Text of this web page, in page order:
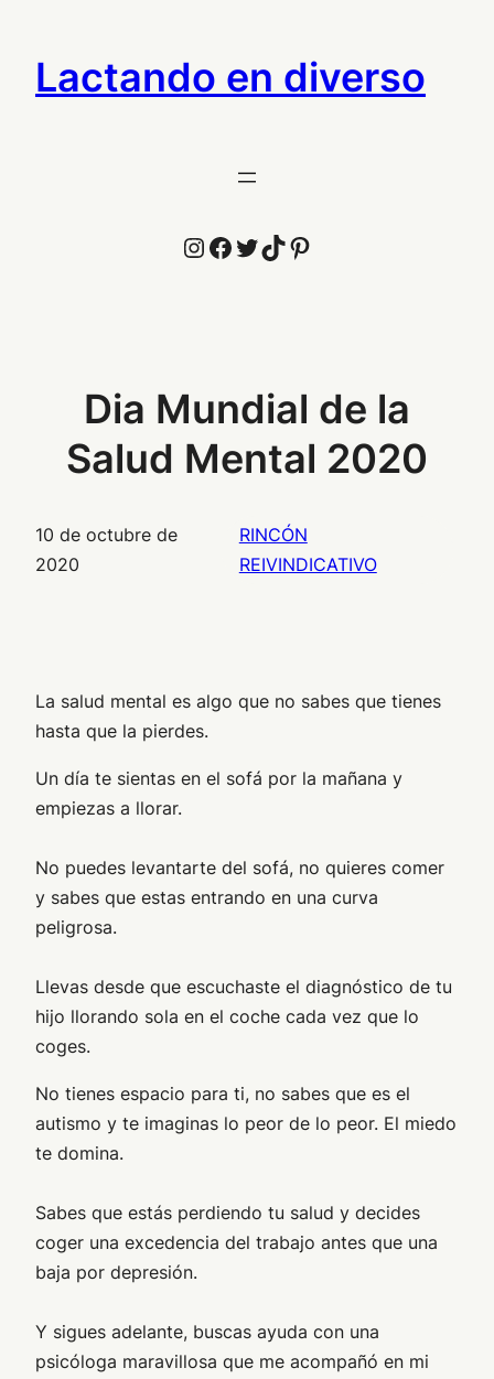
contenido
Lactando en diverso
Instagram
Facebook
Twitter
TikTok
Pinterest
Dia Mundial de la
Salud Mental 2020
10 de octubre de
2020
RINCÓN
REIVINDICATIVO
La salud mental es algo que no sabes que tienes
hasta que la pierdes.
Un día te sientas en el sofá por la mañana y
empiezas a llorar.
No puedes levantarte del sofá, no quieres comer
y sabes que estas entrando en una curva
peligrosa.
Llevas desde que escuchaste el diagnóstico de tu
hijo llorando sola en el coche cada vez que lo
coges.
No tienes espacio para ti, no sabes que es el
autismo y te imaginas lo peor de lo peor. El miedo
te domina.
Sabes que estás perdiendo tu salud y decides
coger una excedencia del trabajo antes que una
baja por depresión.
Y sigues adelante, buscas ayuda con una
psicóloga maravillosa que me acompañó en mi